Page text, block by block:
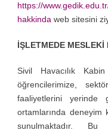
https://
hakkinda web sitesini
İŞLETMEDE MESLEKİ
Sivil Havacılık
öğrencilerimize,
faaliyetlerini yerinde
ortamlarında deneyim
sunulmaktadır.